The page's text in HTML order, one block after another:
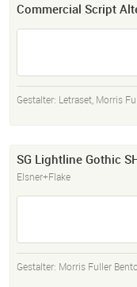
Commercial Script
Gestalter: Letraset, Morris
SG Lightline Gothic
Elsner+Flake
Gestalter: Morris Fuller